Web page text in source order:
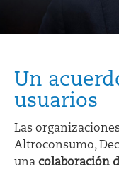
Un
usuarios
Las
Altroconsumo,
una colaboración